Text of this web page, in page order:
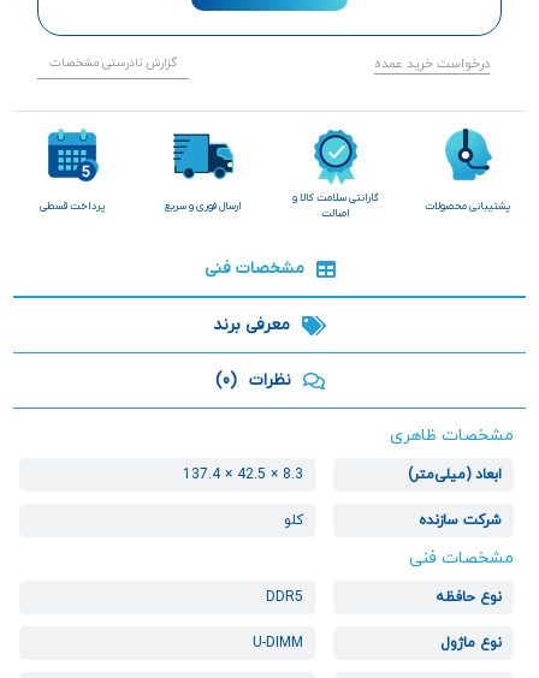
درخواست خرید عمده گزارش نادرستی مشخصات
پشتیبانی محصولات
گارانتی سلامت کالا و
اصالت
ارسال فوری و سریع پرداخت قسطی
مشخصات فنی
معرفی برند
نظرات (0)
مشخصات ظاهری
ابعاد (میلی‌متر) 8.3 × 42.5 × 137.4
شرکت سازنده کلو
مشخصات فنی
نوع حافظه DDR5
نوع ماژول U-DIMM